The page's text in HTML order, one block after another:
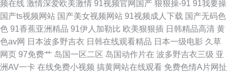
字幕 中日韩欧美一中文
频在线 激情深爱欧美激情 91视频官网国产 狠狠操-91 91我要操
国产ts视频网站 国产美女视频网站 91视频成人下载 国产无码色
色 91香蕉亚洲精品 91伊人加勒比 欧美狠狠插 日韩精品高清 黄
色av网 日本波多野吉衣 日韩在线观看精品 日本一级电影 久草
网页 97免费艹 岛国一区二区 岛国动作片在 波多野吉衣三级 亚
洲AV一卡 在线免费小视频 搞黄网站在线观看 免费色情A片网扯